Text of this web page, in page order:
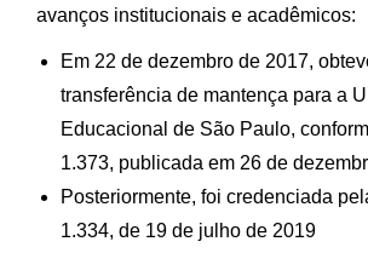
avanços institucionais e acadêmicos:
Em 22 de dezembro de 2017,
transferência de mantença para a
Educacional de São Paulo,
1.373, publicada em 26 de
Posteriormente, foi credenciada
1.334, de 19 de julho de 2019